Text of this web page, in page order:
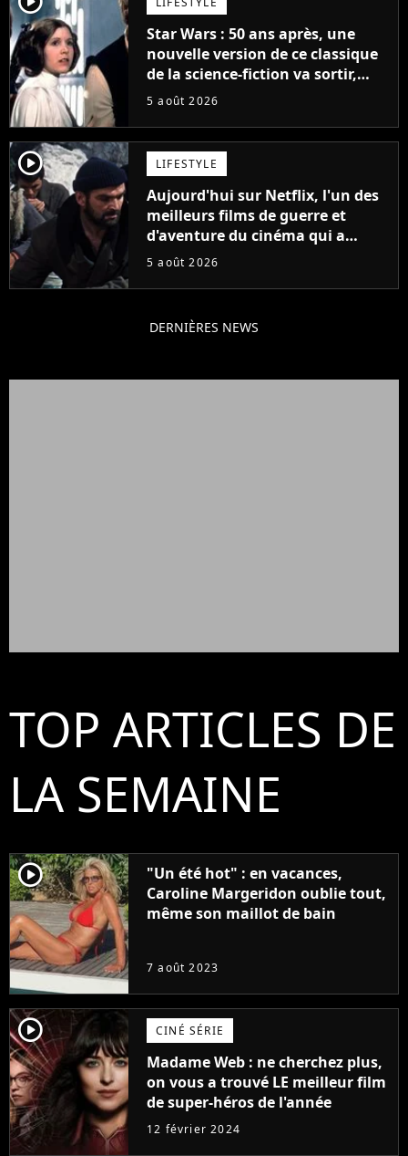
Star Wars : 50 ans après, une
nouvelle version de ce classique
de la science-fiction va sortir,
mais on ne la verra jamais en
5 août 2026
player2 LIFESTYLE
Aujourd'hui sur Netflix, l'un des
meilleurs films de guerre et
d'aventure du cinéma qui a
connu un succès retentissant à
5 août 2026
DERNIÈRES NEWS
TOP ARTICLES DE
LA SEMAINE
player2
"Un été hot" : en vacances,
Caroline Margeridon oublie tout,
même son maillot de bain
7 août 2023
player2 CINÉ SÉRIE
Madame Web : ne cherchez plus,
on vous a trouvé LE meilleur film
de super-héros de l'année
12 février 2024